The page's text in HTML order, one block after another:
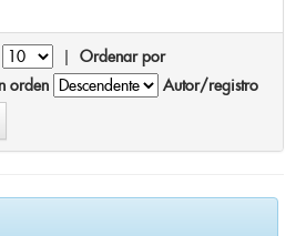
| Ordenar por
orden
Autor/registro